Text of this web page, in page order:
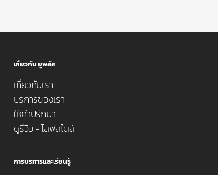
เกี่ยวกับ ยูพลัส
เกี่ยวกับเรา
บริการของเรา
ให้คำปรึกษา
ดูรีวิว + ไลฟ์สไตล์
การบริการและเรียนรู้